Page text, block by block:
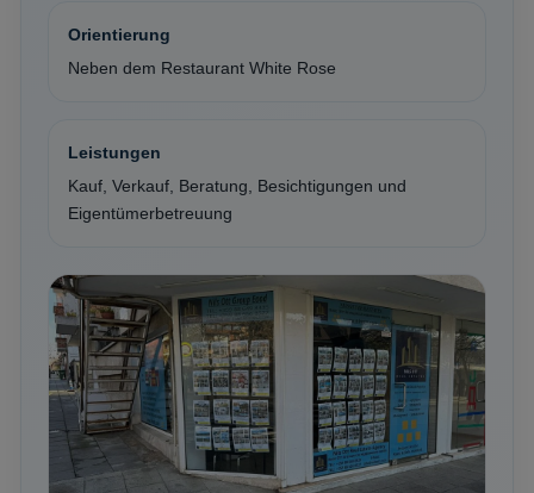
Orientierung
Neben dem Restaurant White Rose
Leistungen
Kauf, Verkauf, Beratung, Besichtigungen und
Eigentümerbetreuung